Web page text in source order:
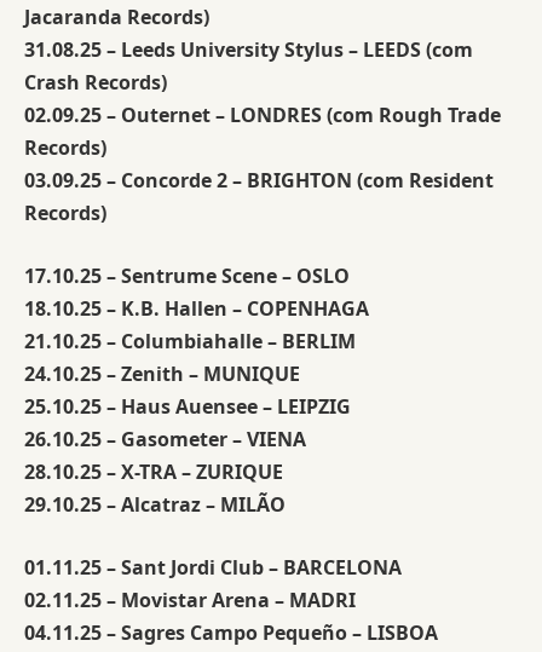
Jacaranda Records)
31.08.25 – Leeds University Stylus – LEEDS (com
Crash Records)
02.09.25 – Outernet – LONDRES (com Rough Trade
Records)
03.09.25 – Concorde 2 – BRIGHTON (com Resident
Records)
17.10.25 – Sentrume Scene – OSLO
18.10.25 – K.B. Hallen – COPENHAGA
21.10.25 – Columbiahalle – BERLIM
24.10.25 – Zenith – MUNIQUE
25.10.25 – Haus Auensee – LEIPZIG
26.10.25 – Gasometer – VIENA
28.10.25 – X-TRA – ZURIQUE
29.10.25 – Alcatraz – MILÃO
01.11.25 – Sant Jordi Club – BARCELONA
02.11.25 – Movistar Arena – MADRI
04.11.25 – Sagres Campo Pequeño – LISBOA